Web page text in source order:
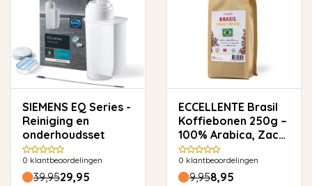
SIEMENS EQ Series -
Reiniging en
onderhoudsset
0 klantbeoordelingen
39,9529,95
ECCELLENTE Brasil
Koffiebonen 250g –
100% Arabica, Zacht
& Rond
0 klantbeoordelingen
9,958,95